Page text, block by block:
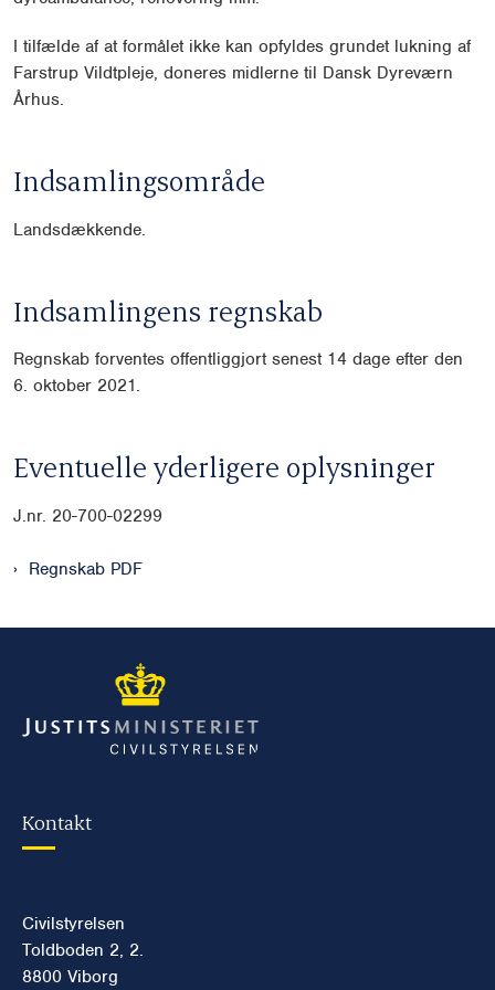
I tilfælde af at formålet ikke kan opfyldes grundet lukning af
Farstrup Vildtpleje, doneres midlerne til Dansk Dyreværn
Århus.
Indsamlingsområde
Landsdækkende.
Indsamlingens regnskab
Regnskab forventes offentliggjort senest 14 dage efter den
6. oktober 2021.
Eventuelle yderligere oplysninger
J.nr. 20-700-02299
Regnskab PDF
Kontakt
Civilstyrelsen
Toldboden 2, 2.
8800 Viborg